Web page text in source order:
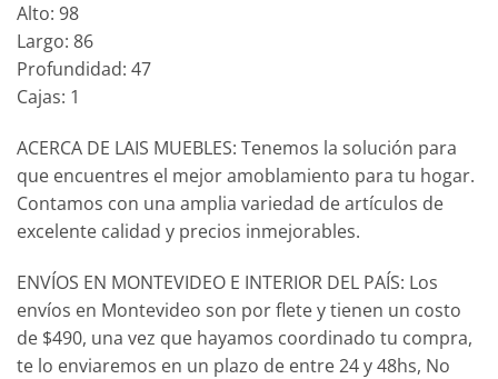
Alto: 98
Largo: 86
Profundidad: 47
Cajas: 1
ACERCA DE LAIS MUEBLES: Tenemos la solución para
que encuentres el mejor amoblamiento para tu hogar.
Contamos con una amplia variedad de artículos de
excelente calidad y precios inmejorables.
ENVÍOS EN MONTEVIDEO E INTERIOR DEL PAÍS: Los
envíos en Montevideo son por flete y tienen un costo
de $490, una vez que hayamos coordinado tu compra,
te lo enviaremos en un plazo de entre 24 y 48hs, No